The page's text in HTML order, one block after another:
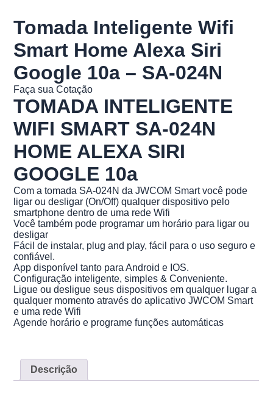
Tomada Inteligente Wifi
Smart Home Alexa Siri
Google 10a – SA-024N
Faça sua Cotação
TOMADA INTELIGENTE
WIFI SMART SA-024N
HOME ALEXA SIRI
GOOGLE 10a
Com a tomada SA-024N da JWCOM Smart você pode
ligar ou desligar (On/Off) qualquer dispositivo pelo
smartphone dentro de uma rede Wifi
Você também pode programar um horário para ligar ou
desligar
Fácil de instalar, plug and play, fácil para o uso seguro e
confiável.
App disponível tanto para Android e IOS.
Configuração inteligente, simples & Conveniente.
Ligue ou desligue seus dispositivos em qualquer lugar a
qualquer momento através do aplicativo JWCOM Smart
e uma rede Wifi
Agende horário e programe funções automáticas
Descrição